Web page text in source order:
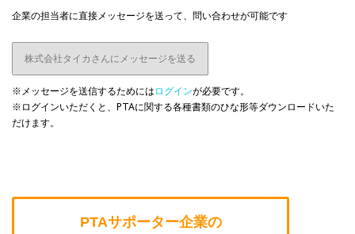
企業の担当者に直接メッセージを送って、問い合わせが可能です
株式会社タイカさんにメッセージを送る
※メッセージを送信するためにはログインが必要です。
※ログインいただくと、PTAに関する各種書類のひな形等ダウンロードいた
だけます。
PTAサポーター企業の